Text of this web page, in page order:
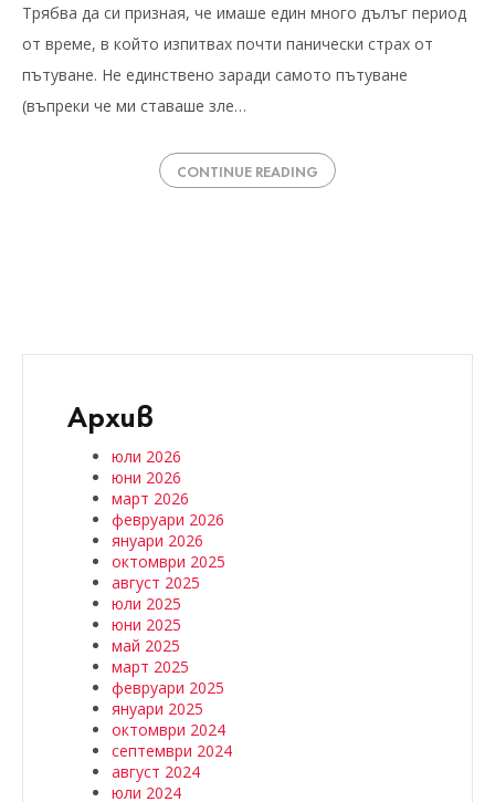
Трябва да си призная, че имаше един много дълъг период
от време, в който изпитвах почти панически страх от
пътуване. Не единствено заради самото пътуване
(въпреки че ми ставаше зле…
CONTINUE READING
Архив
юли 2026
юни 2026
март 2026
февруари 2026
януари 2026
октомври 2025
август 2025
юли 2025
юни 2025
май 2025
март 2025
февруари 2025
януари 2025
октомври 2024
септември 2024
август 2024
юли 2024